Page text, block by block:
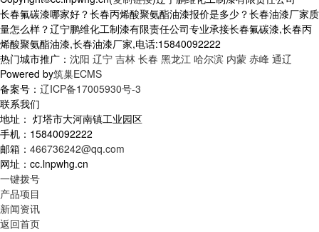
长春氟碳漆哪家好？长春丙烯酸聚氨酯油漆报价是多少？长春油漆厂家质
量怎么样？辽宁鹏维化工制漆有限责任公司专业承接长春氟碳漆,长春丙
烯酸聚氨酯油漆,长春油漆厂家,电话:15840092222
热门城市推广： 沈阳 辽宁 吉林 长春 黑龙江 哈尔滨 内蒙 赤峰 通辽
Powered by筑巢ECMS
备案号： 辽ICP备17005930号-3
联系我们
地址： 灯塔市大河南镇工业园区
手机：15840092222
邮箱： 466736242@qq.com
网址：cc.lnpwhg.cn
一键拨号
产品项目
新闻资讯
返回首页